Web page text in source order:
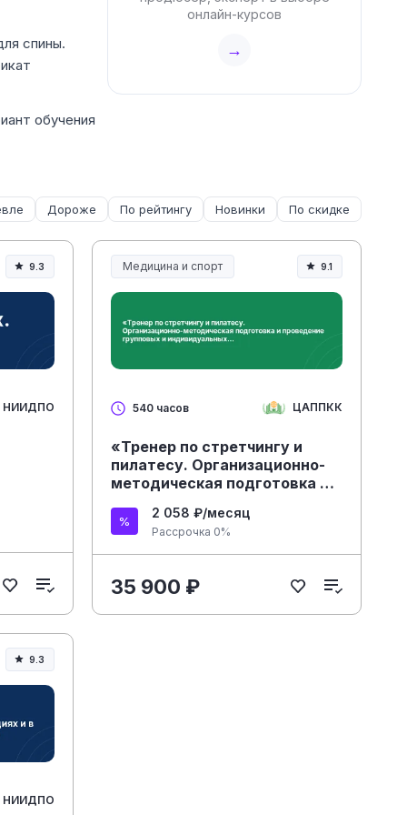
спины.
обучения
онлайн-курсов
→
Дороже По рейтингу Новинки По скидке
9.3
НИИДПО
Медицина и спорт
Медицина, спорт и здоровье
9.1
540 часов ЦАППКК
«Тренер по стретчингу и
пилатесу. Организационно-
методическая подготовка и
индивидуальных
физкультурно-
оздоровительных занятий» с
«Тренер по стретчингу и
пилатесу»
2 058 ₽/месяц
Рассрочка 0%
35 900 ₽
9.3
НИИДПО